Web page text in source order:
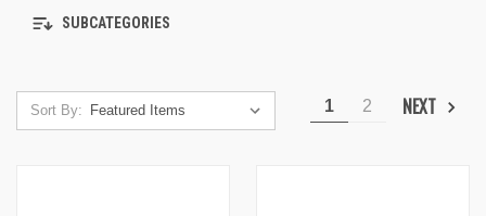
SUBCATEGORIES
Sort By: 1 2 NEXT